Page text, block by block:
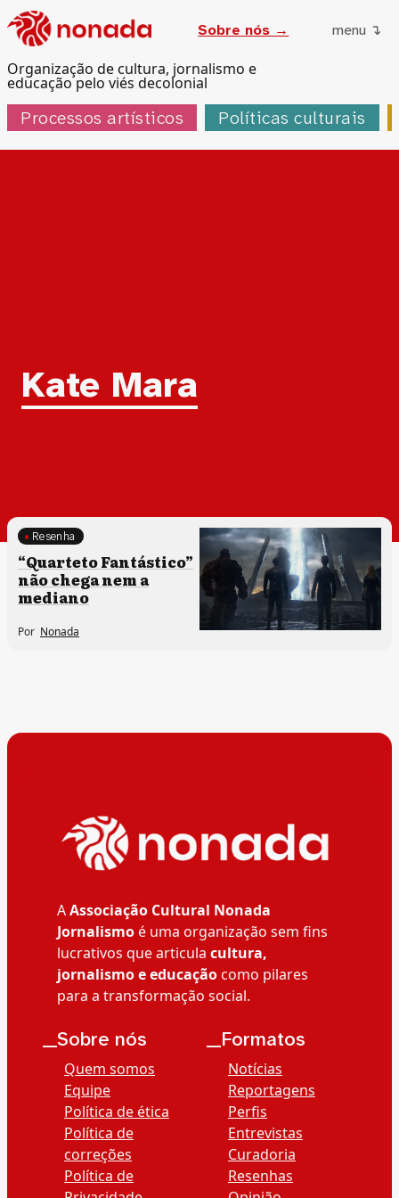
Organização de cultura, jornalismo e
educação pelo viés decolonial
Sobre nós → menu ↴
Processos artísticos Políticas culturais
Tag:
Kate Mara
Resenha
“Quarteto Fantástico”
não chega nem a
mediano
Por Nonada
AAssociação Cultural Nonada
Jornalismoé uma organização sem fins
lucrativos que articula cultura,
jornalismo e educaçãocomo pilares
para a transformação social.
__Sobre nós
Quem somos
Equipe
Política de ética
Política de
correções
Política de
__Formatos
Notícias
Reportagens
Perfis
Entrevistas
Curadoria
Resenhas